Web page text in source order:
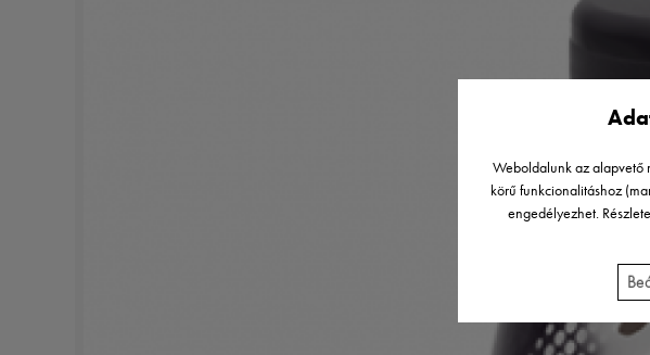
Weboldalunk az alapvető
körű funkcionalitáshoz
engedélyezhet.